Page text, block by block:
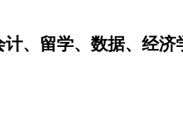
、留学、数据、经